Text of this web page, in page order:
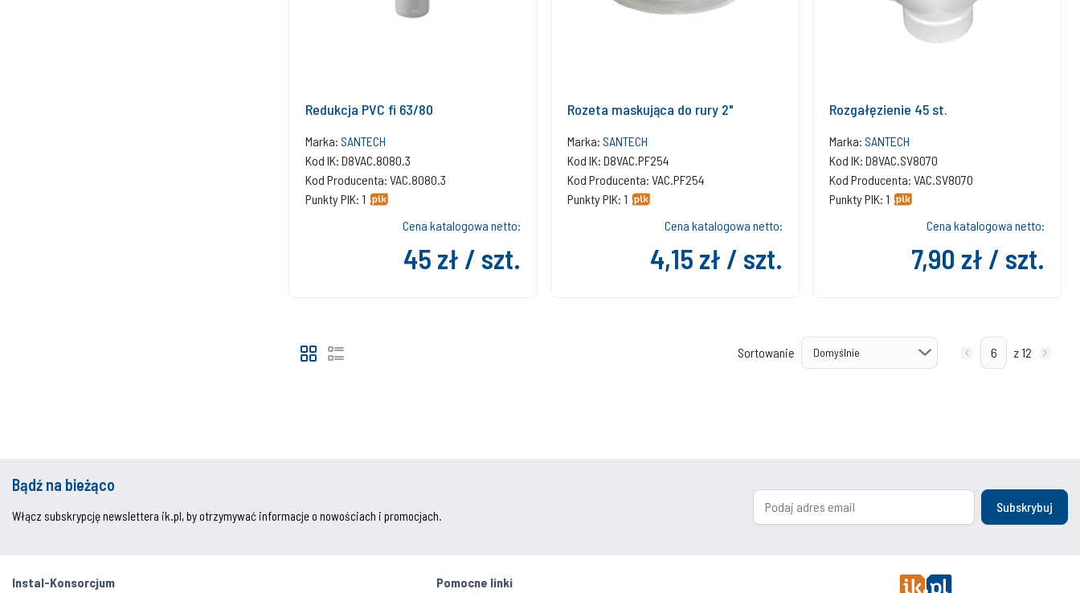
Redukcja PVC fi 63/80
Marka: SANTECH
Kod IK: D8VAC.8080.3
Kod Producenta: VAC.8080.3
Punkty PIK: 1
Cena katalogowa netto:
45 zł / szt.
Rozeta maskująca do rury 2"
Marka: SANTECH
Kod IK: D8VAC.PF254
Kod Producenta: VAC.PF254
Punkty PIK: 1
Cena katalogowa netto:
4,15 zł / szt.
Rozgałęzienie 45 st.
Marka: SANTECH
Kod IK: D8VAC.SV8070
Kod Producenta: VAC.SV8070
Punkty PIK: 1
Cena katalogowa netto:
7,90 zł / szt.
Sortowanie z 12
Bądź na bieżąco
Włącz subskrypcję newslettera ik.pl, by otrzymywać informacje o nowościach i promocjach.
Subskrybuj
Instal-Konsorcjum Pomocne linki